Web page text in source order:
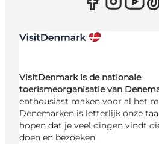
VisitDenmark is de nationale
toerismeorganisatie van
enthousiast maken voor al het
Denemarken is letterlijk onze
hopen dat je veel dingen vindt
doen en bezoeken.